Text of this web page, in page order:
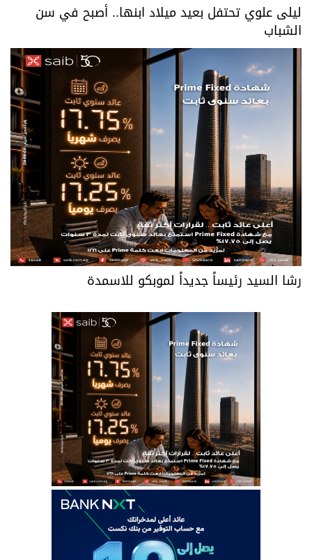
ليلى علوي تحتفل بعيد ميلاد ابنها.. أصبح في سن
الشباب
رشا السيد رئيساً جديداً لموبكو للاسمدة